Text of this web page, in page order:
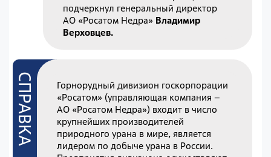
подчеркнул генеральный директор
АО «Росатом Недра» Владимир
Верховцев.
Горнорудный дивизион госкорпорации
«Росатом» (управляющая компания –
АО «Росатом Недра») входит в число
крупнейших производителей
природного урана в мире, является
лидером по добыче урана в России.